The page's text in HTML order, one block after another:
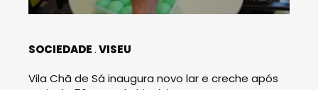
SOCIEDADE VISEU
Vila Chã de Sá inaugura novo lar e creche após